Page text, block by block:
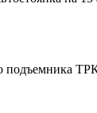
подъемника